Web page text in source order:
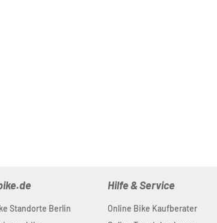
Standorte Berlin
Hilfe & Service
Online Bike Kaufberater